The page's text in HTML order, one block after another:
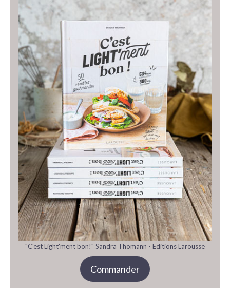
"C'est Light'ment bon!" Sandra Thomann - Editions Larousse
Commander